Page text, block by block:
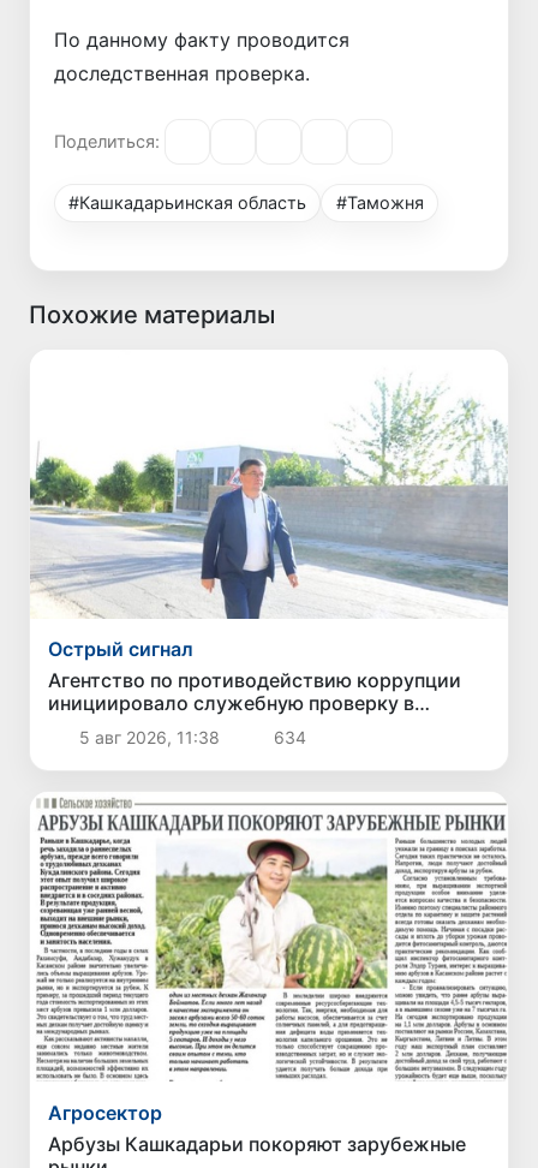
По данному факту проводится
доследственная проверка.
Поделиться:
#Кашкадарьинская область #Таможня
Похожие материалы
Острый сигнал
Агентство по противодействию коррупции
инициировало служебную проверку в
отношении хокима Шахрисабзского района
5 авг 2026, 11:38 634
Агросектор
Арбузы Кашкадарьи покоряют зарубежные